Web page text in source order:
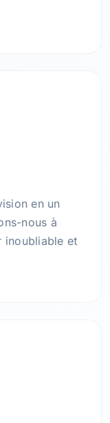
en un
nous à
inoubliable et